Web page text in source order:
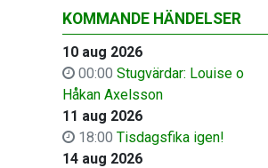
KOMMANDE HÄNDELSER
10 aug 2026
00:00 Stugvärdar: Louise o
Håkan Axelsson
11 aug 2026
18:00 Tisdagsfika igen!
14 aug 2026